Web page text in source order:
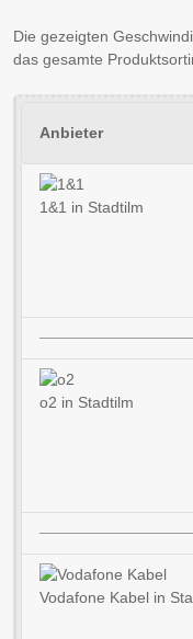
Die gezeigten
das gesamte
Anbieter
1&1 in Stadtilm
o2 in Stadtilm
Vodafone Kabel in